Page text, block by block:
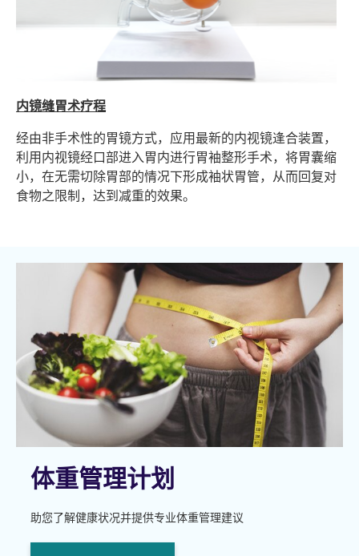
内镜缝胃术疗程
经由非手术性的胃镜方式，应用最新的内视镜逢合装置，
利用内视镜经口部进入胃内进行胃袖整形手术，将胃囊缩
小，在无需切除胃部的情况下形成袖状胃管，从而回复对
食物之限制，达到减重的效果。
体重管理计划
助您了解健康状况并提供专业体重管理建议